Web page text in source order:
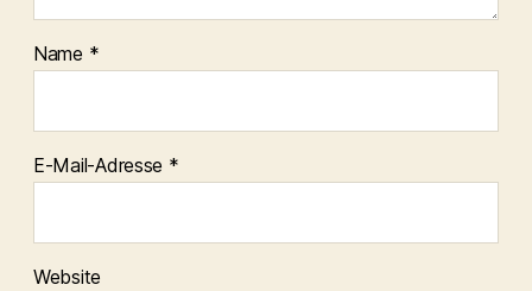
Name *
E-Mail-Adresse *
Website